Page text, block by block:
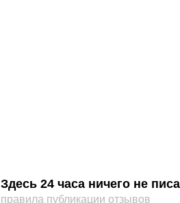
Здесь 24 часа ничего не
правила публикации отзывов